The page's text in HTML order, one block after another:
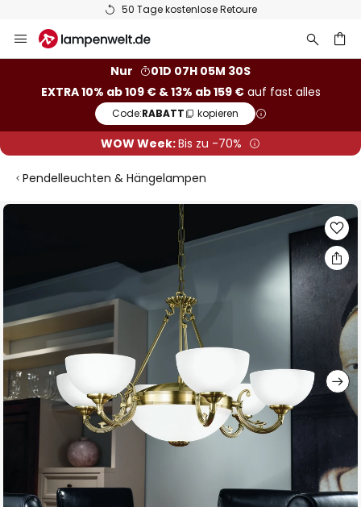
50 Tage kostenlose Retoure
Inhalt
Nur
01D 07H 05M 29S
EXTRA 10% ab 109 € & 13% ab 159 €auf fast alles
Code:RABATT kopieren
WOW Week:Bis zu -70%
Pendelleuchten & Hängelampen
Zum
Bildgalerie
springen